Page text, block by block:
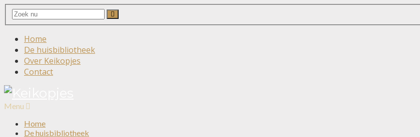
Search
for:
Search
Home
De huisbibliotheek
Over Keikopjes
Contact
Menu
Home
De huisbibliotheek